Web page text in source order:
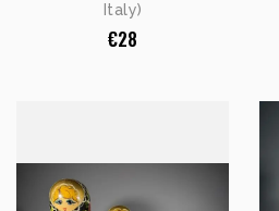
Italy)
€28